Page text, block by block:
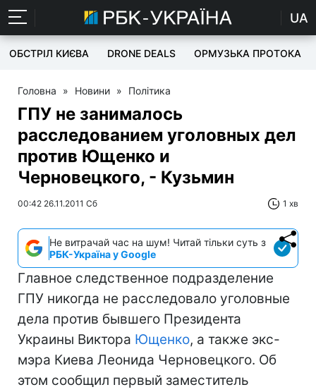
UA
ОБСТРІЛ КИЄВА DRONE DEALS ОРМУЗЬКА ПРОТОКА
Головна » Новини » Політика
ГПУ не занималось
расследованием уголовных дел
против Ющенко и
Черновецкого, - Кузьмин
00:42 26.11.2011 Сб 1 хв
Не витрачай час на шум! Читай тільки суть з
РБК-Україна у Google
Главное следственное подразделение
ГПУ никогда не расследовало уголовные
дела против бывшего Президента
Украины Виктора Ющенко, а также экс-
мэра Киева Леонида Черновецкого. Об
этом сообщил первый заместитель